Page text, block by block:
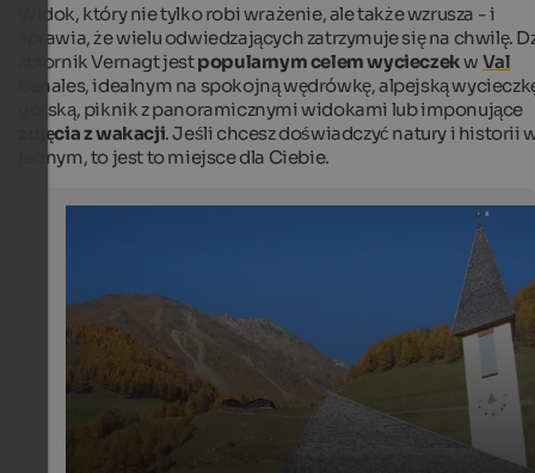
Widok, który nie tylko robi wrażenie, ale także wzrusza - i
sprawia, że wielu odwiedzających zatrzymuje się na chwilę.
zbiornik Vernagt jestpopularnym celem wycieczekw Val
Senales, idealnym na spokojną wędrówkę, alpejską
górską, piknik z panoramicznymi widokami lub imponujące
zdjęcia z wakacji. Jeśli chcesz doświadczyć natury i historii
jednym, to jest to miejsce dla Ciebie.